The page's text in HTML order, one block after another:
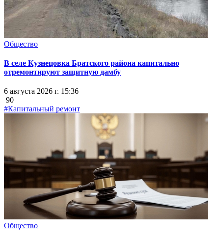
Общество
В селе Кузнецовка Братского района капитально
отремонтируют защитную дамбу
6 августа 2026 г. 15:36
90
#Капитальный ремонт
Общество